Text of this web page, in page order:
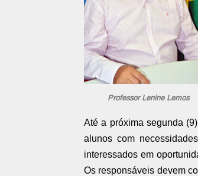
Professor Lenine Lemos
Até a próxima segunda
alunos com
interessados em
Os responsáveis devem